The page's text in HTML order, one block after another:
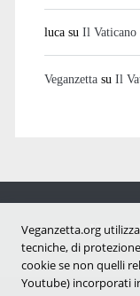
lucasu Il Vaticano
Veganzettasu Il
Notizie
Veganzetta.org
tecniche, di
cookie se non quelli
Youtube) incorporati